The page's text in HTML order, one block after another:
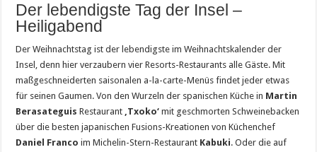
Der lebendigste Tag der Insel –
Heiligabend
Der Weihnachtstag ist der lebendigste im Weihnachtskalender der
Insel, denn hier verzaubern vier Resorts-Restaurants alle Gäste. Mit
maßgeschneiderten saisonalen a-la-carte-Menüs findet jeder etwas
für seinen Gaumen. Von den Wurzeln der spanischen Küche in Martin
Berasateguis Restaurant ‚Txoko‘ mit geschmorten Schweinebacken
über die besten japanischen Fusions-Kreationen von Küchenchef
Daniel Franco im Michelin-Stern-Restaurant Kabuki. Oder die auf